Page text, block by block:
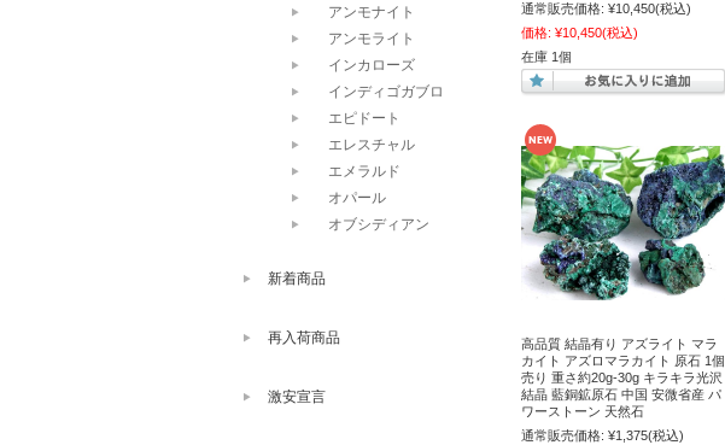
通常販売価格: ¥10,450(税込)
価格: ¥10,450(税込)
在庫 1個
高品質 結晶有り アズライト マラ
カイト アズロマラカイト 原石 1個
売り 重さ約20g-30g キラキラ光沢
結晶 藍銅鉱原石 中国 安微省産 パ
ワーストーン 天然石
通常販売価格: ¥1,375(税込)
アンモナイト
アンモライト
インカローズ
インディゴガブロ
エピドート
エレスチャル
エメラルド
オパール
オブシディアン
新着商品
再入荷商品
激安宣言